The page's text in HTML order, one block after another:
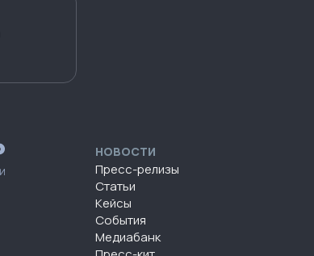
НОВОСТИ
Пресс-релизы
Статьи
Кейсы
События
Медиабанк